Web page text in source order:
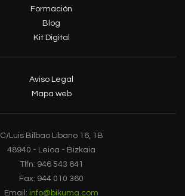
Formación
Blog
Kit Digital
Aviso Legal
Mapa web
C/Luis Bilbao Líbano 16, 1B
48940 - Leioa - Bizkaia
Tlfn: 946 543 641
Fax: 944 010 360
Email: info@bikuma.com